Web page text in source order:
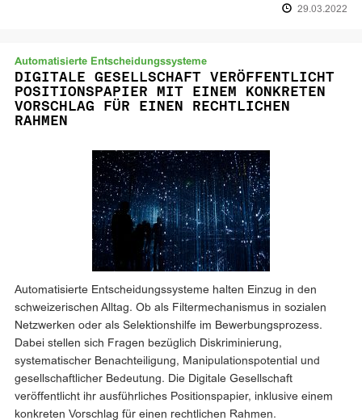
29.03.2022
Automatisierte Entscheidungssysteme
DIGITALE GESELLSCHAFT VERÖFFENTLICHT
POSITIONSPAPIER MIT EINEM KONKRETEN
VORSCHLAG FÜR EINEN RECHTLICHEN
RAHMEN
Automatisierte Entscheidungssysteme halten Einzug in den
schweizerischen Alltag. Ob als Filtermechanismus in sozialen
Netzwerken oder als Selektionshilfe im Bewerbungsprozess.
Dabei stellen sich Fragen bezüglich Diskriminierung,
systematischer Benachteiligung, Manipulationspotential und
gesellschaftlicher Bedeutung. Die Digitale Gesellschaft
veröffentlicht ihr ausführliches Positionspapier, inklusive einem
konkreten Vorschlag für einen rechtlichen Rahmen.